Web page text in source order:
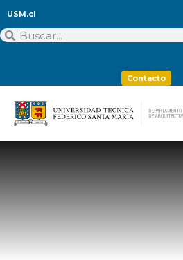
USM.cl
Contacto